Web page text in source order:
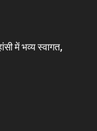
में भव्य स्वागत,